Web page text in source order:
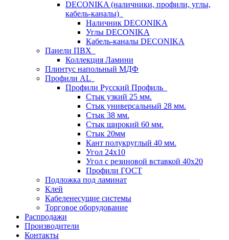
DECONIKA (наличники, профили, углы,
кабель-каналы)
Наличник DECONIKA
Углы DECONIKA
Кабель-каналы DECONIKA
Панели ПВХ
Коллекция Ламини
Плинтус напольный МДФ
Профили AL
Профили Русский Профиль
Стык узкий 25 мм.
Стык универсальный 28 мм.
Стык 38 мм.
Стык широкий 60 мм.
Стык 20мм
Кант полукруглый 40 мм.
Угол 24х10
Угол с резиновой вставкой 40х20
Профили ГОСТ
Подложка под ламинат
Клей
Кабеленесущие системы
Торговое оборудование
Распродажи
Производители
Контакты